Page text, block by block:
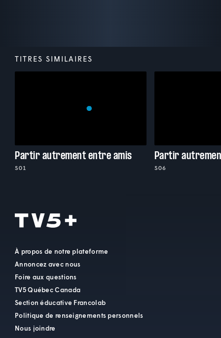
TITRES SIMILAIRES
Partir autrement entre amis
S01
Partir
S06
À propos de notre plateforme
Annoncez avec nous
Foire aux questions
TV5 Québec Canada
Section éducative Francolab
Politique de renseignements personnels
Nous joindre